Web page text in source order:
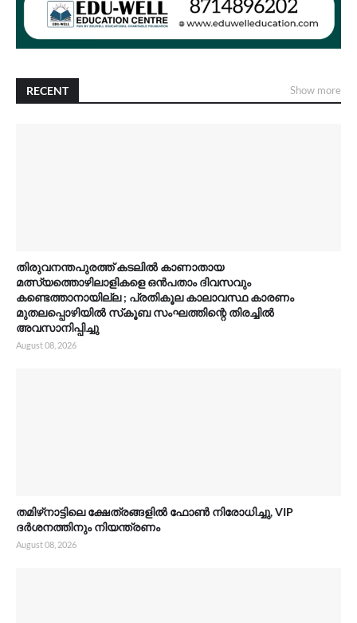
RECENT Show more
തിരുവനന്തപുരത്ത് കടലിൽ കാണാതായ
മത്സ്യത്തൊഴിലാളികളെ ഒൻപതാം ദിവസവും
കണ്ടെത്താനായില്ല ; പ്രതികൂല കാലാവസ്ഥ കാരണം
മുതലപ്പൊഴിയിൽ സ്‌കൂബ സംഘത്തിന്റെ തിരച്ചിൽ
അവസാനിപ്പിച്ചു
August 08, 2026
തമിഴ്‌നാട്ടിലെ ക്ഷേത്രങ്ങളിൽ ഫോൺ നിരോധിച്ചു, VIP
ദർശനത്തിനും നിയന്ത്രണം
August 08, 2026